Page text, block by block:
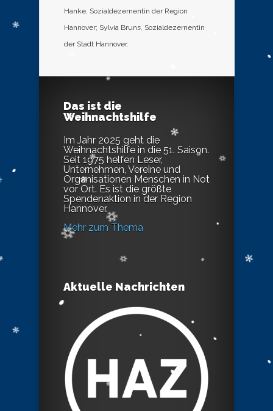
Hanke, Sozialdezernentin der Region
Hannover; Sylvia Bruns, Sozialdezernentin
der Stadt Hannover.
Das ist die
Weihnachtshilfe
Im Jahr 2025 geht die
Weihnachtshilfe in die 51. Saison.
Seit 1975 helfen Leser,
Unternehmen, Vereine und
Organisationen Menschen in Not
vor Ort. Es ist die größte
Spendenaktion in der Region
Hannover.
Mehr zum Thema
Aktuelle Nachrichten